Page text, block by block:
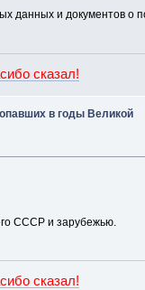
данных и документов о
сказал!
в годы Великой
СССР и зарубежью.
сказал!